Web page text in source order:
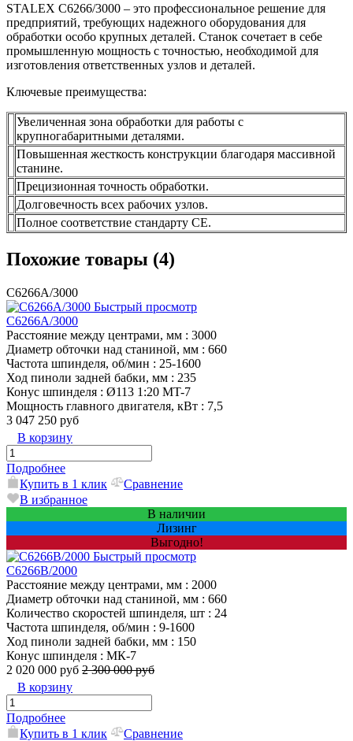
STALEX C6266/3000 – это профессиональное решение для
предприятий, требующих надежного оборудования для
обработки особо крупных деталей. Станок сочетает в себе
промышленную мощность с точностью, необходимой для
изготовления ответственных узлов и деталей.
Ключевые преимущества:
Увеличенная зона обработки для работы с
крупногабаритными деталями.
Повышенная жесткость конструкции благодаря массивной
станине.
Прецизионная точность обработки.
Долговечность всех рабочих узлов.
Полное соответствие стандарту CE.
Похожие товары (4)
C6266A/3000
Быстрый просмотр
C6266A/3000
Расстояние между центрами, мм : 3000
Диаметр обточки над станиной, мм : 660
Частота шпинделя, об/мин : 25-1600
Ход пиноли задней бабки, мм : 235
Конус шпинделя : Ø113 1:20 MT-7
Мощность главного двигателя, кВт : 7,5
3 047 250 руб
В корзину
Подробнее
Купить в 1 клик
Сравнение
В избранное
В наличии
Лизинг
Выгодно!
Быстрый просмотр
C6266B/2000
Расстояние между центрами, мм : 2000
Диаметр обточки над станиной, мм : 660
Количество скоростей шпинделя, шт : 24
Частота шпинделя, об/мин : 9-1600
Ход пиноли задней бабки, мм : 150
Конус шпинделя : МК-7
2 020 000 руб 2 300 000 руб
В корзину
Подробнее
Купить в 1 клик
Сравнение